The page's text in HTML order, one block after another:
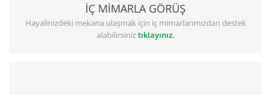
İÇ MİMARLA GÖRÜŞ
Hayalinizdeki mekana ulaşmak için iç mimarlarımızdan destek
alabilirsiniztıklayınız.